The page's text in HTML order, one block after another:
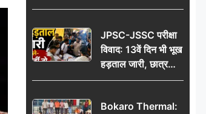
गड्ढे ने खोली निर्माण
की उठी मांग
JPSC-JSSC परीक्षा
विवाद: 13वें दिन भी भूख
हड़ताल जारी, छात्र
बोले- जांच नहीं तो
Bokaro Thermal: